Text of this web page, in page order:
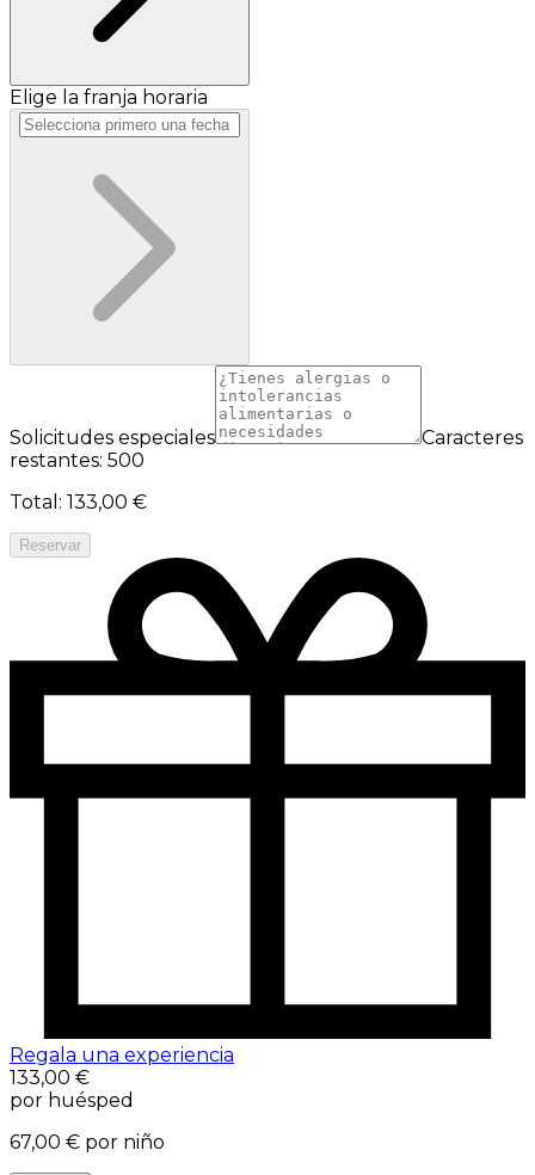
Elige la franja horaria
Solicitudes especiales
Caracteres
restantes: 500
Total : 133,00 €
Reservar
Regala una experiencia
133,00 €
por huésped
67,00 € por niño